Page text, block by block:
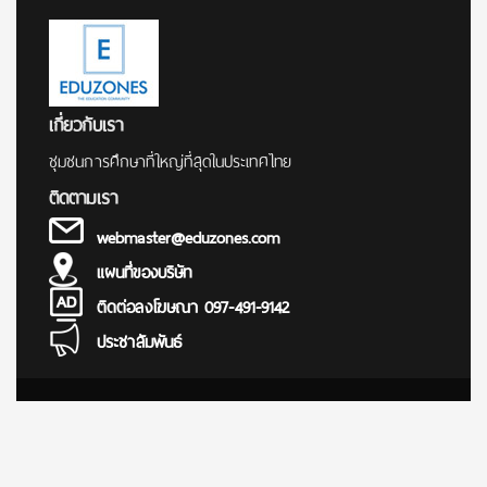
เกี่ยวกับเรา
ชุมชนการศึกษาที่ใหญ่ที่สุดในประเทศไทย
ติดตามเรา
webmaster@eduzones.com
แผนที่ของบริษัท
ติดต่อลงโฆษณา 097-491-9142
ประชาสัมพันธ์